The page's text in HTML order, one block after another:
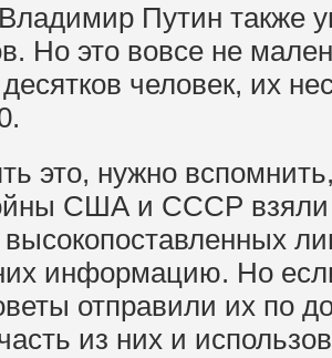
Путин также
Но это вовсе не
человек, их
это, нужно
США и СССР взяли
высокопоставленных
информацию. Но
отправили их по
из них и